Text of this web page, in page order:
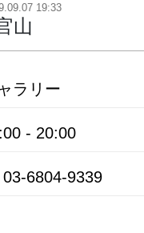
19:33
山
ラリー
- 20:00
03-6804-9339